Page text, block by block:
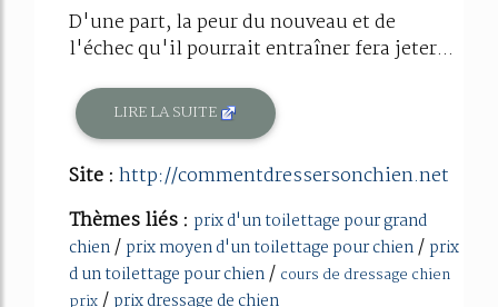
D'une part, la peur du nouveau et de
l'échec qu'il pourrait entraîner fera jeter...
LIRE LA SUITE
Site : http://commentdressersonchien.net
Thèmes liés : prix d'un toilettage pour grand
chien/ prix moyen d'un toilettage pour chien/ prix
d un toilettage pour chien/ cours de dressage chien
prix/ prix dressage de chien